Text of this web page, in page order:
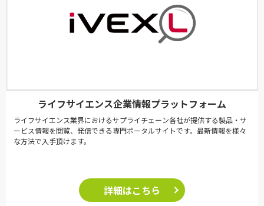
ライフサイエンス企業情報プラットフォーム
ライフサイエンス業界におけるサプライチェーン各社が提供する製品・サ
ービス情報を閲覧、発信できる専門ポータルサイトです。最新情報を様々
な方法で入手頂けます。
詳細はこちら